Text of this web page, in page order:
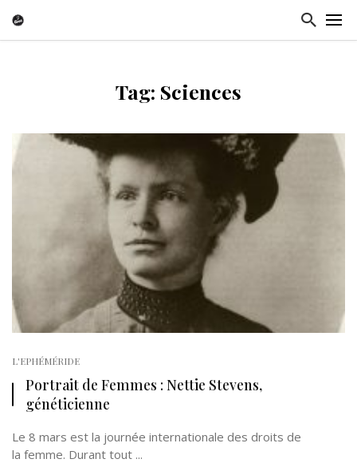
Tag: Sciences
L'EPHÉMÉRIDE
Portrait de Femmes : Nettie Stevens,
généticienne
Le 8 mars est la journée internationale des droits de
la femme. Durant tout ...